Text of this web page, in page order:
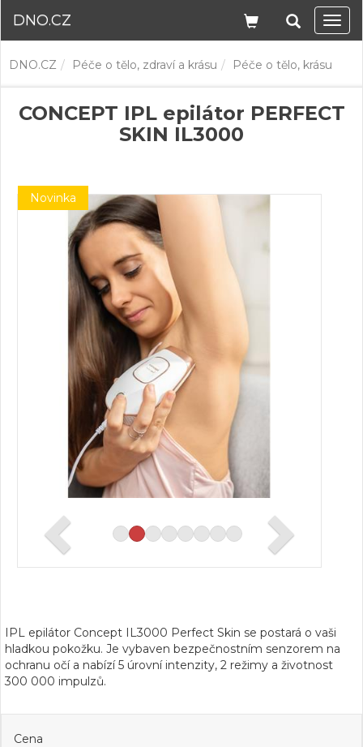
DNO.CZ
DNO.CZ Péče o tělo, zdraví a krásu Péče o tělo, krásu
CONCEPT IPL epilátor PERFECT
SKIN IL3000
Novinka
IPL epilátor Concept IL3000 Perfect Skin se postará o vaši
hladkou pokožku. Je vybaven bezpečnostním senzorem na
ochranu očí a nabízí 5 úrovní intenzity, 2 režimy a životnost
300 000 impulzů.
Cena